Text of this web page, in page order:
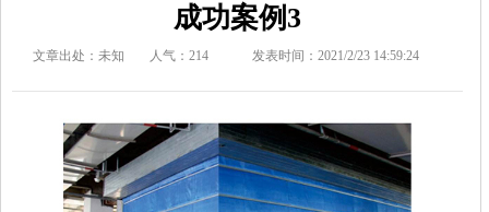
成功案例3
文章出处：未知 人气：214 发表时间：2021/2/23 14:59:24